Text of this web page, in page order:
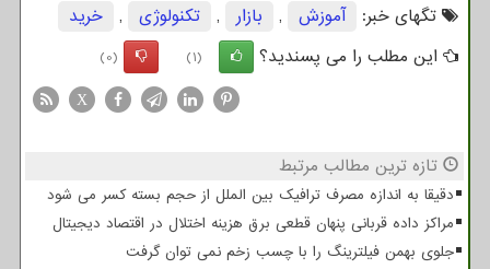
تگهای خبر:
آموزش , بازار , تكنولوژی ,
خرید
این مطلب را می پسندید؟
(1)
(0)
X
تازه ترین مطالب مرتبط
دقیقا به اندازه مصرف ترافیک بین الملل از حجم بسته کسر می شود
مراکز داده قربانی پنهان قطعی برق هزینه اختلال در اقتصاد دیجیتال
جلوی بهمن فیلترینگ را با چسب زخم نمی توان گرفت